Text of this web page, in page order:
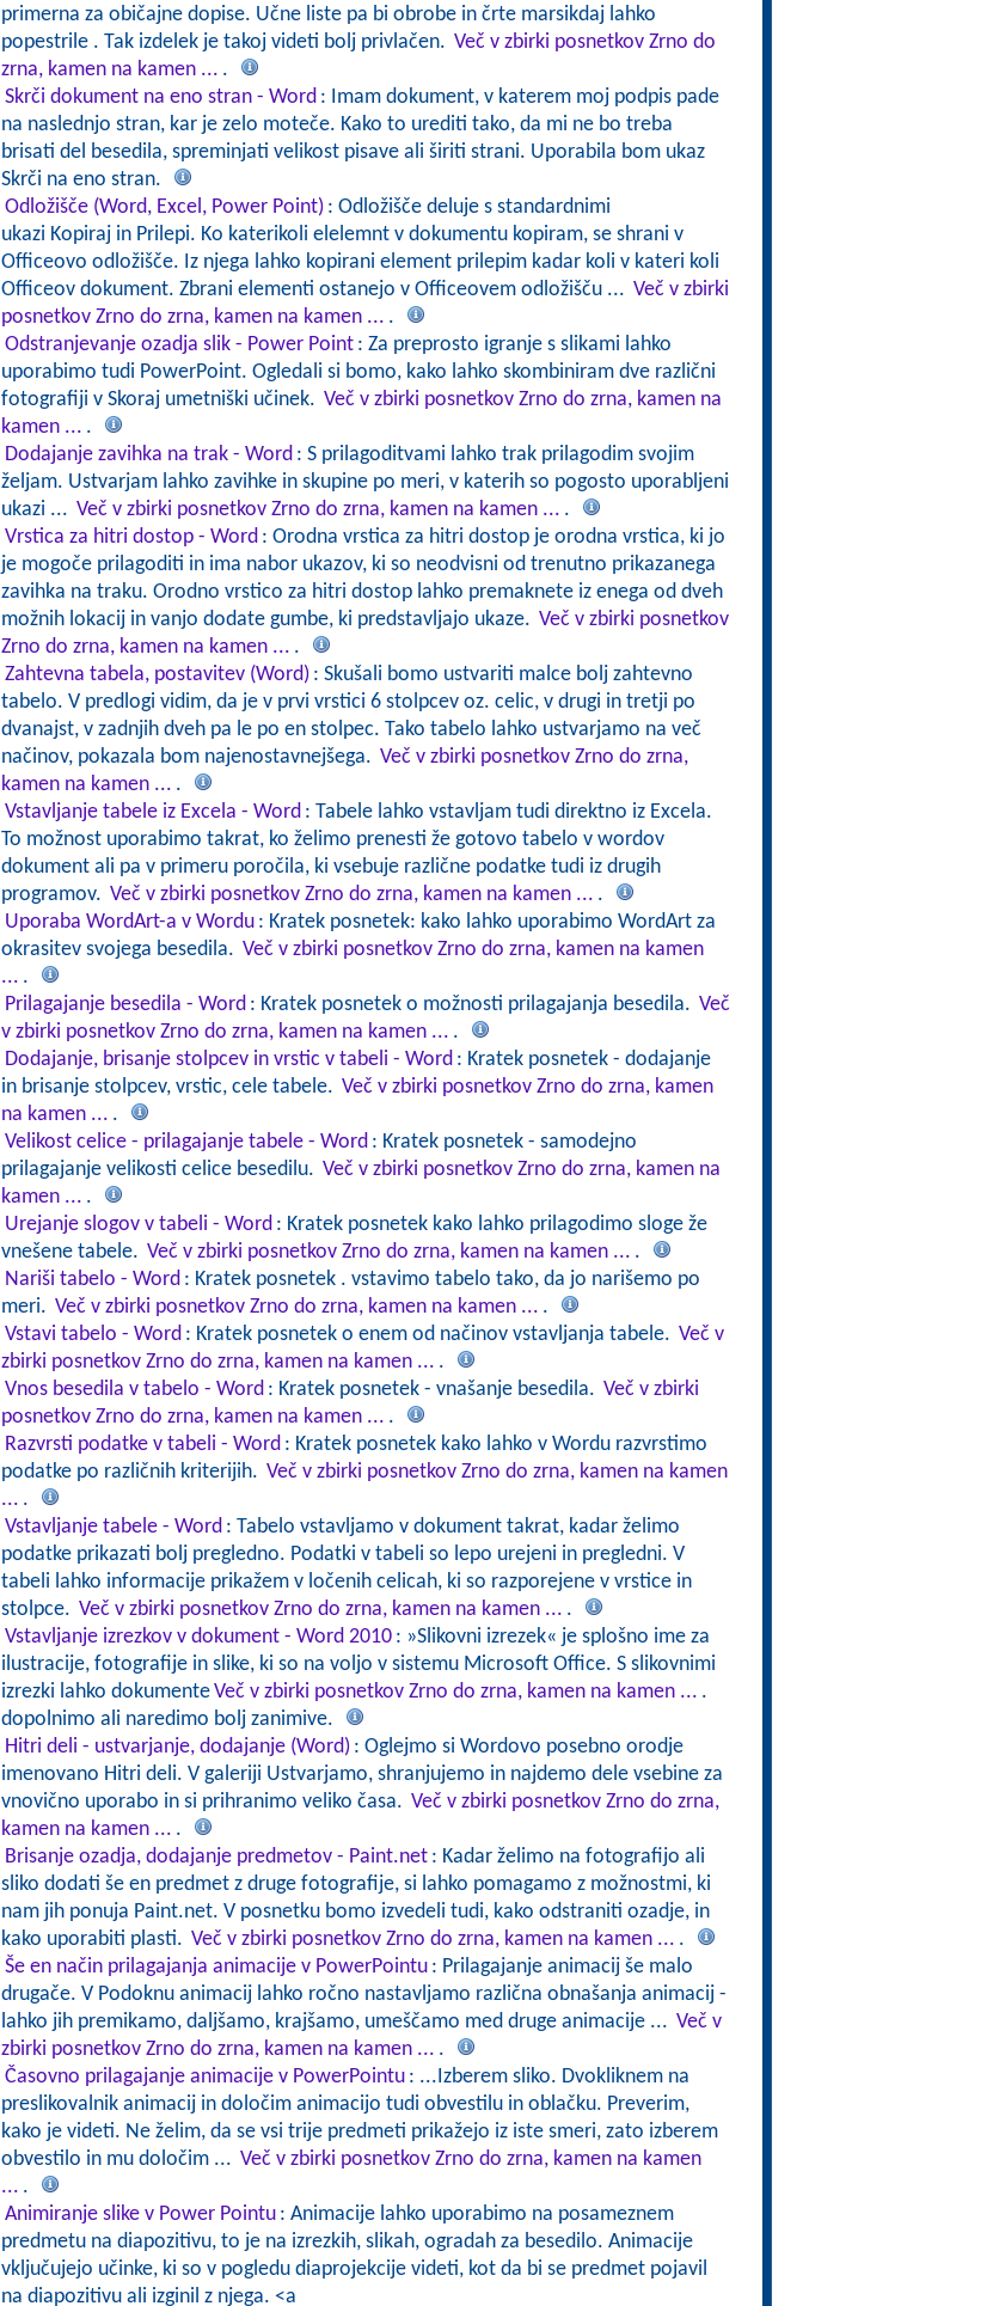
primerna za običajne dopise. Učne liste pa bi obrobe in črte marsikdaj lahko
popestrile . Tak izdelek je takoj videti bolj privlačen. Več v zbirki posnetkov Zrno do
zrna, kamen na kamen ... .
Skrči dokument na eno stran - Word : Imam dokument, v katerem moj podpis pade
na naslednjo stran, kar je zelo moteče. Kako to urediti tako, da mi ne bo treba
brisati del besedila, spreminjati velikost pisave ali širiti strani. Uporabila bom ukaz
Skrči na eno stran.
Odložišče (Word, Excel, Power Point) : Odložišče deluje s standardnimi
ukazi Kopiraj in Prilepi. Ko katerikoli elelemnt v dokumentu kopiram, se shrani v
Officeovo odložišče. Iz njega lahko kopirani element prilepim kadar koli v kateri koli
Officeov dokument. Zbrani elementi ostanejo v Officeovem odložišču ... Več v zbirki
posnetkov Zrno do zrna, kamen na kamen ... .
Odstranjevanje ozadja slik - Power Point : Za preprosto igranje s slikami lahko
uporabimo tudi PowerPoint. Ogledali si bomo, kako lahko skombiniram dve različni
fotografiji v Skoraj umetniški učinek. Več v zbirki posnetkov Zrno do zrna, kamen na
kamen ... .
Dodajanje zavihka na trak - Word : S prilagoditvami lahko trak prilagodim svojim
željam. Ustvarjam lahko zavihke in skupine po meri, v katerih so pogosto uporabljeni
ukazi ... Več v zbirki posnetkov Zrno do zrna, kamen na kamen ... .
Vrstica za hitri dostop - Word : Orodna vrstica za hitri dostop je orodna vrstica, ki jo
je mogoče prilagoditi in ima nabor ukazov, ki so neodvisni od trenutno prikazanega
zavihka na traku. Orodno vrstico za hitri dostop lahko premaknete iz enega od dveh
možnih lokacij in vanjo dodate gumbe, ki predstavljajo ukaze. Več v zbirki posnetkov
Zrno do zrna, kamen na kamen ... .
Zahtevna tabela, postavitev (Word) : Skušali bomo ustvariti malce bolj zahtevno
tabelo. V predlogi vidim, da je v prvi vrstici 6 stolpcev oz. celic, v drugi in tretji po
dvanajst, v zadnjih dveh pa le po en stolpec. Tako tabelo lahko ustvarjamo na več
načinov, pokazala bom najenostavnejšega. Več v zbirki posnetkov Zrno do zrna,
kamen na kamen ... .
Vstavljanje tabele iz Excela - Word : Tabele lahko vstavljam tudi direktno iz Excela.
To možnost uporabimo takrat, ko želimo prenesti že gotovo tabelo v wordov
dokument ali pa v primeru poročila, ki vsebuje različne podatke tudi iz drugih
programov. Več v zbirki posnetkov Zrno do zrna, kamen na kamen ... .
Uporaba WordArt-a v Wordu : Kratek posnetek: kako lahko uporabimo WordArt za
okrasitev svojega besedila. Več v zbirki posnetkov Zrno do zrna, kamen na kamen
... .
Prilagajanje besedila - Word : Kratek posnetek o možnosti prilagajanja besedila. Več
v zbirki posnetkov Zrno do zrna, kamen na kamen ... .
Dodajanje, brisanje stolpcev in vrstic v tabeli - Word : Kratek posnetek - dodajanje
in brisanje stolpcev, vrstic, cele tabele. Več v zbirki posnetkov Zrno do zrna, kamen
na kamen ... .
Velikost celice - prilagajanje tabele - Word : Kratek posnetek - samodejno
prilagajanje velikosti celice besedilu. Več v zbirki posnetkov Zrno do zrna, kamen na
kamen ... .
Urejanje slogov v tabeli - Word : Kratek posnetek kako lahko prilagodimo sloge že
vnešene tabele. Več v zbirki posnetkov Zrno do zrna, kamen na kamen ... .
Nariši tabelo - Word : Kratek posnetek . vstavimo tabelo tako, da jo narišemo po
meri. Več v zbirki posnetkov Zrno do zrna, kamen na kamen ... .
Vstavi tabelo - Word : Kratek posnetek o enem od načinov vstavljanja tabele. Več v
zbirki posnetkov Zrno do zrna, kamen na kamen ... .
Vnos besedila v tabelo - Word : Kratek posnetek - vnašanje besedila. Več v zbirki
posnetkov Zrno do zrna, kamen na kamen ... .
Razvrsti podatke v tabeli - Word : Kratek posnetek kako lahko v Wordu razvrstimo
podatke po različnih kriterijih. Več v zbirki posnetkov Zrno do zrna, kamen na kamen
... .
Vstavljanje tabele - Word : Tabelo vstavljamo v dokument takrat, kadar želimo
podatke prikazati bolj pregledno. Podatki v tabeli so lepo urejeni in pregledni. V
tabeli lahko informacije prikažem v ločenih celicah, ki so razporejene v vrstice in
stolpce. Več v zbirki posnetkov Zrno do zrna, kamen na kamen ... .
Vstavljanje izrezkov v dokument - Word 2010 : »Slikovni izrezek« je splošno ime za
ilustracije, fotografije in slike, ki so na voljo v sistemu Microsoft Office. S slikovnimi
izrezki lahko dokumenteVeč v zbirki posnetkov Zrno do zrna, kamen na kamen ... .
dopolnimo ali naredimo bolj zanimive.
Hitri deli - ustvarjanje, dodajanje (Word) : Oglejmo si Wordovo posebno orodje
imenovano Hitri deli. V galeriji Ustvarjamo, shranjujemo in najdemo dele vsebine za
vnovično uporabo in si prihranimo veliko časa. Več v zbirki posnetkov Zrno do zrna,
kamen na kamen ... .
Brisanje ozadja, dodajanje predmetov - Paint.net : Kadar želimo na fotografijo ali
sliko dodati še en predmet z druge fotografije, si lahko pomagamo z možnostmi, ki
nam jih ponuja Paint.net. V posnetku bomo izvedeli tudi, kako odstraniti ozadje, in
kako uporabiti plasti. Več v zbirki posnetkov Zrno do zrna, kamen na kamen ... .
Še en način prilagajanja animacije v PowerPointu : Prilagajanje animacij še malo
drugače. V Podoknu animacij lahko ročno nastavljamo različna obnašanja animacij -
lahko jih premikamo, daljšamo, krajšamo, umeščamo med druge animacije ... Več v
zbirki posnetkov Zrno do zrna, kamen na kamen ... .
Časovno prilagajanje animacije v PowerPointu : ...Izberem sliko. Dvokliknem na
preslikovalnik animacij in določim animacijo tudi obvestilu in oblačku. Preverim,
kako je videti. Ne želim, da se vsi trije predmeti prikažejo iz iste smeri, zato izberem
obvestilo in mu določim ... Več v zbirki posnetkov Zrno do zrna, kamen na kamen
... .
Animiranje slike v Power Pointu : Animacije lahko uporabimo na posameznem
predmetu na diapozitivu, to je na izrezkih, slikah, ogradah za besedilo. Animacije
vključujejo učinke, ki so v pogledu diaprojekcije videti, kot da bi se predmet pojavil
na diapozitivu ali izginil z njega. <a